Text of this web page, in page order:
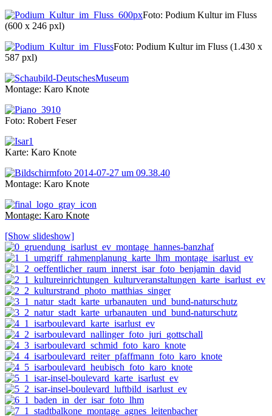
Foto: Podium Kultur im Fluss
(600 x 246 pxl)
Foto: Podium Kultur im Fluss (1.430 x
587 pxl)
Montage: Karo Knote
Foto: Robert Feser
Karte: Karo Knote
Montage: Karo Knote
Montage: Karo Knote
[Show slideshow]